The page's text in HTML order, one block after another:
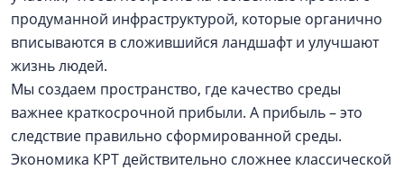
продуманной инфраструктурой, которые органично
вписываются в сложившийся ландшафт и улучшают
жизнь людей.
Мы создаем пространство, где качество среды
важнее краткосрочной прибыли. А прибыль – это
следствие правильно сформированной среды.
Экономика КРТ действительно сложнее классической